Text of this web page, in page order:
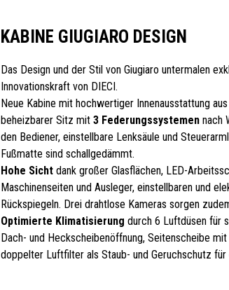
KABINE GIUGIARO DESIGN
Das Design und der Stil von Giugiaro untermalen
Innovationskraft von DIECI.
Neue Kabine mit hochwertiger Innenausstattung
beheizbarer Sitz mit 3 Federungssystemennach
den Bediener, einstellbare Lenksäule und
Fußmatte sind schallgedämmt.
Hohe Sichtdank großer Glasflächen, LED-
Maschinenseiten und Ausleger, einstellbaren und
Rückspiegeln. Drei drahtlose Kameras sorgen
Optimierte Klimatisierung durch 6 Luftdüsen für
Dach- und Heckscheibenöffnung, Seitenscheibe
doppelter Luftfilter als Staub- und Geruchschutz für